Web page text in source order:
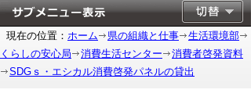
現在の位置： ホーム 県の組織と仕事
生活環境部
くらしの安心局
消費生活センター
消費者啓発資料
SDGｓ・エシカル消費啓発パネルの貸出